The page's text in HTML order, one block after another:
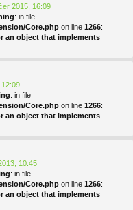
2015, 16:09
: in file
Core.php on line 1266:
an object that implements
: in file
Core.php on line 1266:
an object that implements
10:45
: in file
Core.php on line 1266:
an object that implements